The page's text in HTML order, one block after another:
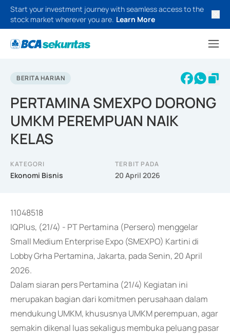
Start your investment journey with seamless access to the
stock market wherever you are. Learn More
BERITA HARIAN
PERTAMINA SMEXPO DORONG
UMKM PEREMPUAN NAIK
KELAS
KATEGORI
Ekonomi Bisnis
TERBIT PADA
20 April 2026
11048518
IQPlus, (21/4) - PT Pertamina (Persero) menggelar
Small Medium Enterprise Expo (SMEXPO) Kartini di
Lobby Grha Pertamina, Jakarta, pada Senin, 20 April
2026.
Dalam siaran pers Pertamina (21/4) Kegiatan ini
merupakan bagian dari komitmen perusahaan dalam
mendukung UMKM, khususnya UMKM perempuan, agar
semakin dikenal luas sekaligus membuka peluang pasar